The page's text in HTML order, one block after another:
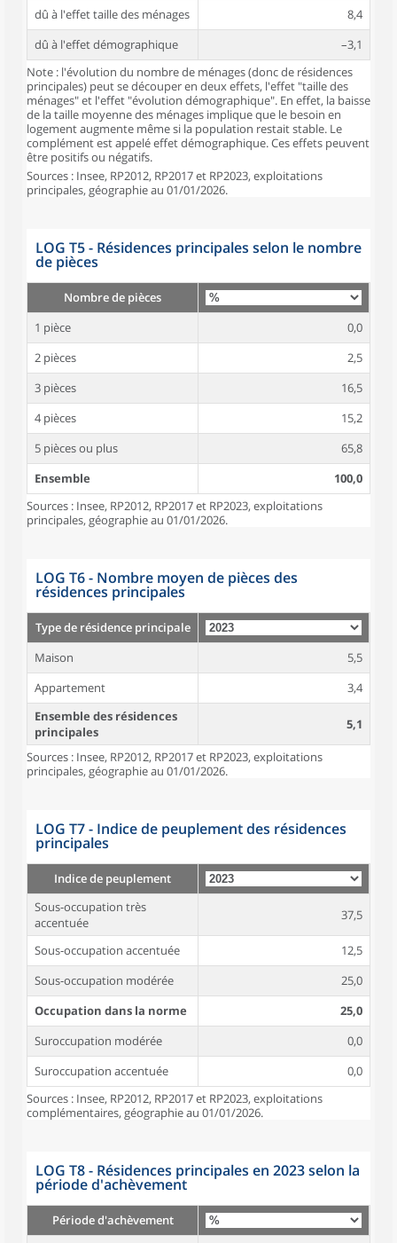
dû à l'effet taille des ménages
8,4
dû à l'effet démographique
–3,1
Note : l'évolution du nombre de ménages (donc de résidences
principales) peut se découper en deux effets, l'effet "taille des
ménages" et l'effet "évolution démographique". En effet, la baisse
de la taille moyenne des ménages implique que le besoin en
logement augmente même si la population restait stable. Le
complément est appelé effet démographique. Ces effets peuvent
être positifs ou négatifs.
Sources : Insee, RP2012, RP2017 et RP2023, exploitations
principales, géographie au 01/01/2026.
LOG T5 - Résidences principales selon le nombre
de pièces
Nombre de pièces
1 pièce
0,0
2 pièces
2,5
3 pièces
16,5
4 pièces
15,2
5 pièces ou plus
65,8
Ensemble
100,0
Sources : Insee, RP2012, RP2017 et RP2023, exploitations
principales, géographie au 01/01/2026.
LOG T6 - Nombre moyen de pièces des
résidences principales
Type de résidence principale
Maison
5,5
Appartement
3,4
Ensemble des résidences
principales
5,1
Sources : Insee, RP2012, RP2017 et RP2023, exploitations
principales, géographie au 01/01/2026.
LOG T7 - Indice de peuplement des résidences
principales
Indice de peuplement
Sous-occupation très
accentuée
37,5
Sous-occupation accentuée
12,5
Sous-occupation modérée
25,0
Occupation dans la norme
25,0
Suroccupation modérée
0,0
Suroccupation accentuée
0,0
Sources : Insee, RP2012, RP2017 et RP2023, exploitations
complémentaires, géographie au 01/01/2026.
LOG T8 - Résidences principales en 2023 selon la
période d'achèvement
Période d'achèvement